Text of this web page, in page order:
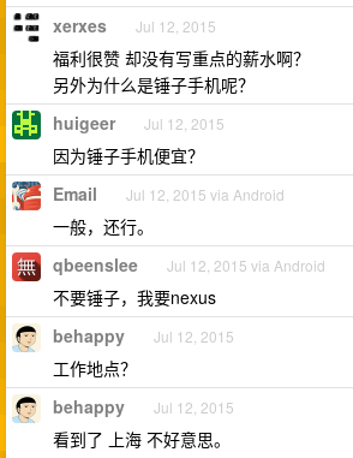
xerxes Jul 12, 2015
福利很赞 却没有写重点的薪水啊？
另外为什么是锤子手机呢？
huigeer Jul 12, 2015
因为锤子手机便宜？
Email Jul 12, 2015 via Android
一般，还行。
qbeenslee Jul 12, 2015 via Android
不要锤子，我要nexus
behappy Jul 12, 2015
工作地点？
behappy Jul 12, 2015
看到了 上海 不好意思。